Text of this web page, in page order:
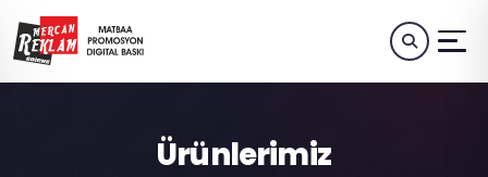
Ürünlerimiz